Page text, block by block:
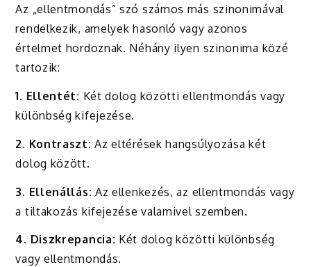
Az „ellentmondás” szó számos más szinonimával
rendelkezik, amelyek hasonló vagy azonos
értelmet hordoznak. Néhány ilyen szinonima közé
tartozik:
1. Ellentét: Két dolog közötti ellentmondás vagy
különbség kifejezése.
2. Kontraszt: Az eltérések hangsúlyozása két
dolog között.
3. Ellenállás: Az ellenkezés, az ellentmondás vagy
a tiltakozás kifejezése valamivel szemben.
4. Diszkrepancia: Két dolog közötti különbség
vagy ellentmondás.